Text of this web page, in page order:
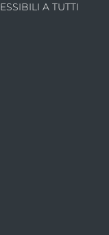
A TUTTI